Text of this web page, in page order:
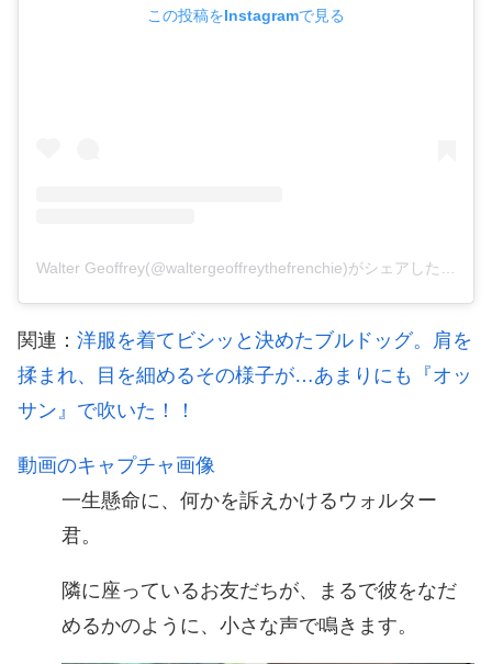
この投稿をInstagramで見る
Walter Geoffrey(@waltergeoffreythefrenchie)がシェアした投稿
関連： 洋服を着てビシッと決めたブルドッグ。肩を
揉まれ、目を細めるその様子が…あまりにも『オッ
サン』で吹いた！！
動画のキャプチャ画像
一生懸命に、何かを訴えかけるウォルター
君。
隣に座っているお友だちが、まるで彼をなだ
めるかのように、小さな声で鳴きます。